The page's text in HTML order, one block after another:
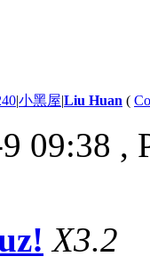
|小黑屋|Liu Huan (
09:38 ,
X3.2